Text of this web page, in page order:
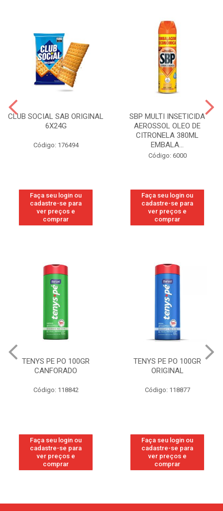
CLUB SOCIAL SAB ORIGINAL
6X24G
Código: 176494
Faça seu login ou
cadastre-se para
ver preços e
comprar
SBP MULTI INSETICIDA
AEROSSOL OLEO DE
CITRONELA 380ML
EMBALA...
Código: 6000
Faça seu login ou
cadastre-se para
ver preços e
comprar
TENYS PE PO 100GR
CANFORADO
Código: 118842
Faça seu login ou
cadastre-se para
ver preços e
comprar
TENYS PE PO 100GR
ORIGINAL
Código: 118877
Faça seu login ou
cadastre-se para
ver preços e
comprar